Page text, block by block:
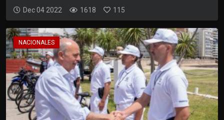
Dec 04 2022 1618 115
NACIONALES